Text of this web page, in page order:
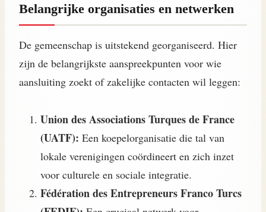
Belangrijke organisaties en netwerken
De gemeenschap is uitstekend georganiseerd. Hier
zijn de belangrijkste aanspreekpunten voor wie
aansluiting zoekt of zakelijke contacten wil leggen:
Union des Associations Turques de France
(UATF): Een koepelorganisatie die tal van
lokale verenigingen coördineert en zich inzet
voor culturele en sociale integratie.
Fédération des Entrepreneurs Franco Turcs